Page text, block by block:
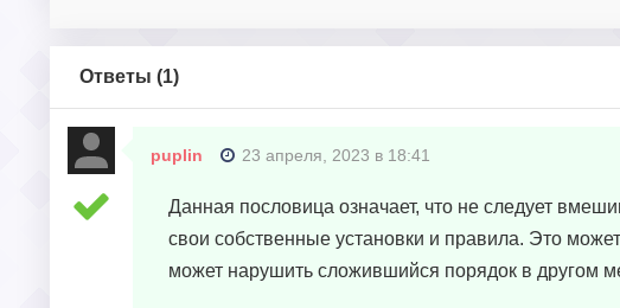
Ответы (1)
puplin 23 апреля, 2023 в 18:41
Данная пословица означает, что не следует
свои собственные установки и правила. Это
может нарушить сложившийся порядок в другом